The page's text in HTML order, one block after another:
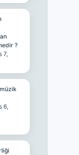
?
7,
6,